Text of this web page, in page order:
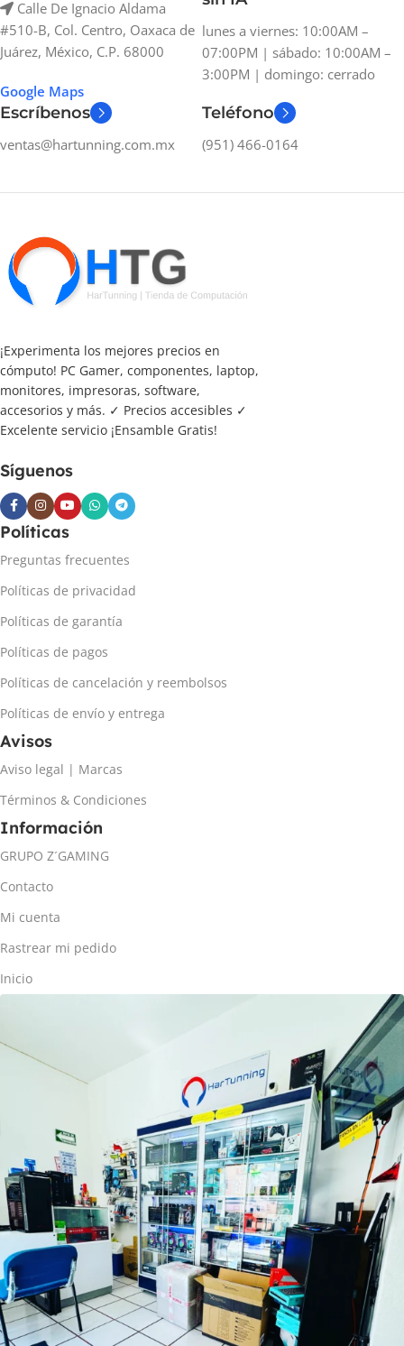
Calle De Ignacio Aldama
#510-B, Col. Centro, Oaxaca de
Juárez, México, C.P. 68000
Google Maps
lunes a viernes: 10:00AM –
07:00PM | sábado: 10:00AM –
3:00PM | domingo: cerrado
Escríbenos
ventas@hartunning.com.mx
Teléfono
(951) 466-0164
¡Experimenta los mejores precios en
cómputo! PC Gamer, componentes, laptop,
monitores, impresoras, software,
accesorios y más. ✓ Precios accesibles ✓
Excelente servicio ¡Ensamble Gratis!
Síguenos
Políticas
Preguntas frecuentes
Políticas de privacidad
Políticas de garantía
Políticas de pagos
Políticas de cancelación y reembolsos
Políticas de envío y entrega
Avisos
Aviso legal | Marcas
Términos & Condiciones
Información
GRUPO Z´GAMING
Contacto
Mi cuenta
Rastrear mi pedido
Inicio